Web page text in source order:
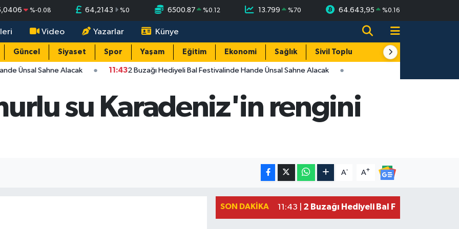
%-0.08 64,2143 %0 6500.87 %0.12 13.799 %70 64.643,95 %0.16
Video Yazarlar Künye
Güncel Siyaset Spor Yaşam Eğitim Ekonomi Sağlık Sivil Toplum Turizm
Ünsal Sahne Alacak 11:432 Buzağı Hediyeli Bal Festivalinde Hande Ünsal Sahne Alacak
su Karadeniz'in rengini
A- A+
SON DAKIKA 11:43 | 2 Buzağı Hediyeli Bal Festivalinde